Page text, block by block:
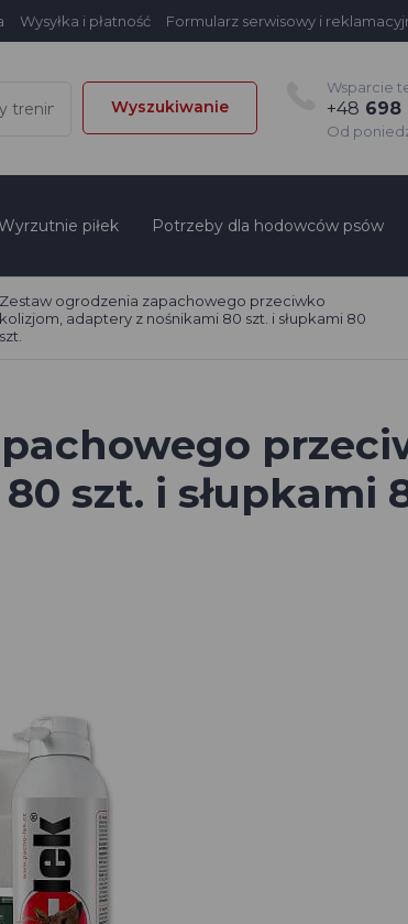
Wysyłka i płatność Formularz serwisowy i
Wyszukiwanie
Wsparcie
+48 698
Od
piłek Potrzeby dla hodowców psów
Zestaw ogrodzenia zapachowego przeciwko
kolizjom, adaptery z nośnikami 80 szt. i słupkami 80
szt.
szt. i słupkami